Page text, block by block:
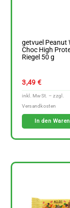
getvuel Peanut
Choc High
Riegel 50 g
3,49 €
In den